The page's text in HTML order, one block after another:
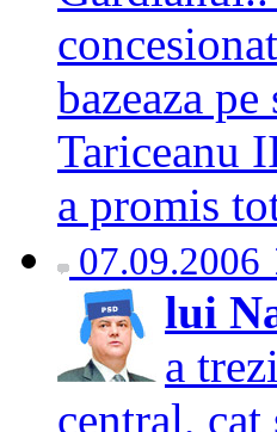
bazeaza
Tariceanu
a promis
07.09.2006
lui
a
central,